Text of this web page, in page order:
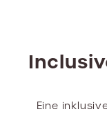
Eine